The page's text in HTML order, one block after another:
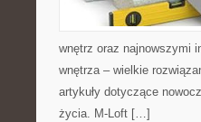
wnętrz oraz najnowszymi
wnętrza – wielkie
artykuły dotyczące
życia. M-Loft […]